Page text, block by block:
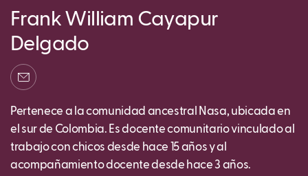
Frank William Cayapur
Delgado
Pertenece a la comunidad ancestral Nasa, ubicada en
el sur de Colombia. Es docente comunitario vinculado al
trabajo con chicos desde hace 15 años y al
acompañamiento docente desde hace 3 años.